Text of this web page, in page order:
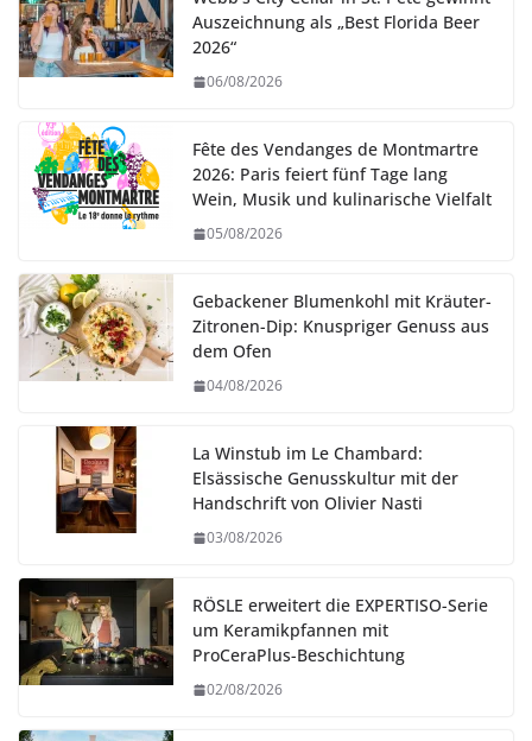
Auszeichnung als „Best Florida Beer
2026“
06/08/2026
Fête des Vendanges de Montmartre
2026: Paris feiert fünf Tage lang
Wein, Musik und kulinarische Vielfalt
05/08/2026
Gebackener Blumenkohl mit Kräuter-
Zitronen-Dip: Knuspriger Genuss aus
dem Ofen
04/08/2026
La Winstub im Le Chambard:
Elsässische Genusskultur mit der
Handschrift von Olivier Nasti
03/08/2026
RÖSLE erweitert die EXPERTISO-Serie
um Keramikpfannen mit
ProCeraPlus-Beschichtung
02/08/2026